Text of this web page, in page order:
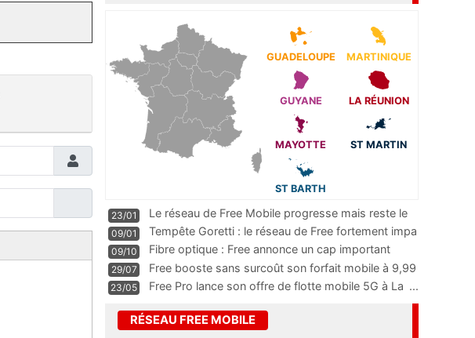
GUADELOUPE MARTINIQUE
GUYANE LA RÉUNION
MAYOTTE ST MARTIN
ST BARTH
23/01
Le réseau de Free Mobile progresse mais reste le
m
...
09/01
Tempête Goretti : le réseau de Free fortement impa
09/10
Fibre optique : Free annonce un cap important
pass
...
29/07
Free booste sans surcoût son forfait mobile à 9,99
23/05 Free Pro lance son offre de flotte mobile 5G à La ...
RÉSEAU FREE MOBILE